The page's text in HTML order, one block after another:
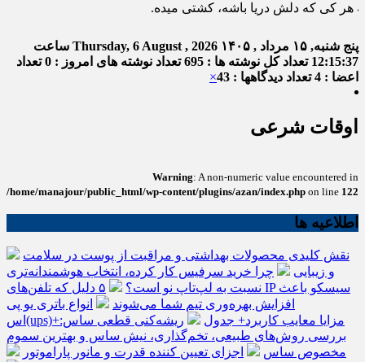
که دلش دریا باشه، کشتی میده.
پنج شنبه, ۱۵ مرداد , ۱۴۰۵ Thursday, 6 August , 2026 ساعت
12:15:38 تعداد کل نوشته ها : 695 تعداد نوشته های امروز : 0
تعداد
اعضا : 4
تعداد دیدگاهها : 43 ×
اوقات شرعی
Warning: A non-numeric value encountered in
/home/manajour/public_html/wp-content/plugins/azan/index.php on line 122
اطلاعیه ها
نقش کلیدی محصولات بهداشتی و مراقبت از پوست در سلامت
و زیبایی
چرا خرید سرفیس کار کرده، انتخاب هوشمندانه‌تری
نسبت به لپ‌تاپ نو است؟
۵ دلیل که تلفن‌های IP سیسکو باعث
افزایش بهره‌وری تیم شما می‌شوند
انواع باتری یو پی
اس(ups)+مزایا معایب کاربرد+ جدول
ریشه‌کنی قطعی ساس:
بررسی روش‌های طبیعی، تخم‌گذاری، نیش ساس و بهترین سموم
مخصوص ساس
اجزای تعیین کننده قدرت و مانور پاراموتور